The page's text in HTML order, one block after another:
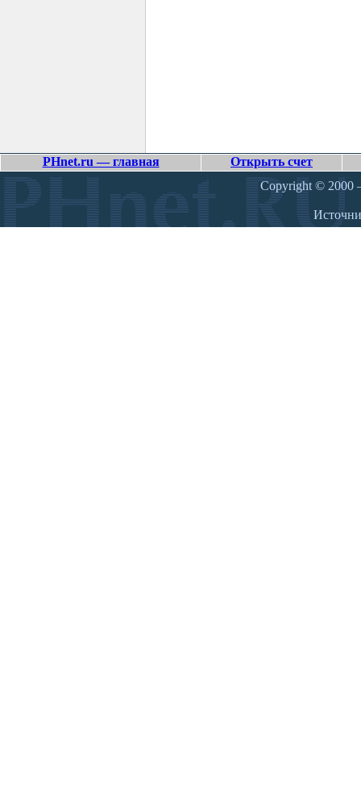
PHnet.ru — главная
Открыть счет
Copyright © 2000